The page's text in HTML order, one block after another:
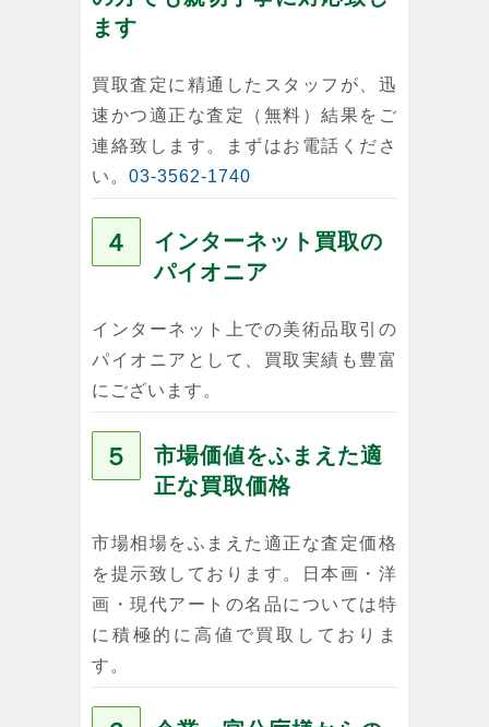
ます
買取査定に精通したスタッフが、迅
速かつ適正な査定（無料）結果をご
連絡致します。まずはお電話くださ
い。 03-3562-1740
４
インターネット買取の
パイオニア
インターネット上での美術品取引の
パイオニアとして、買取実績も豊富
にございます。
５
市場価値をふまえた適
正な買取価格
市場相場をふまえた適正な査定価格
を提示致しております。日本画・洋
画・現代アートの名品については特
に積極的に高値で買取しておりま
す。